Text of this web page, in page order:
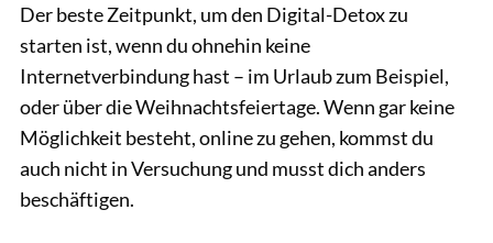
Der beste Zeitpunkt, um den Digital-Detox zu
starten ist, wenn du ohnehin keine
Internetverbindung hast – im Urlaub zum Beispiel,
oder über die Weihnachtsfeiertage. Wenn gar keine
Möglichkeit besteht, online zu gehen, kommst du
auch nicht in Versuchung und musst dich anders
beschäftigen.